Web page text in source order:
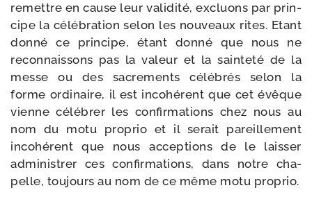
remettre en cause leur vali­di­té, excluons par prin­
cipe la célé­bra­tion selon les nou­veaux rites. Etant
don­né ce prin­cipe, étant don­né que nous ne
recon­nais­sons pas la valeur et la sain­te­té de la
messe ou des sacre­ments célé­brés selon la
forme ordi­naire, il est inco­hé­rent que cet évêque
vienne célé­brer les confir­ma­tions chez nous au
nom du motu pro­prio et il serait pareille­ment
inco­hé­rent que nous accep­tions de le lais­ser
admi­nis­trer ces confir­ma­tions, dans notre cha­
pelle, tou­jours au nom de ce même motu proprio.